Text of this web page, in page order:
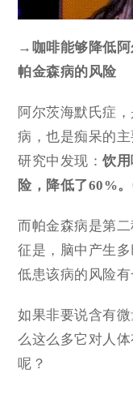
→咖啡能够降低阿
帕金森病的风险
阿尔茨海默氏症
病，也是痴呆的
研究中发现：饮
险，降低了60%。
而帕金森病是第
征是，脑中产生
低患该病的风险有
如果非要说含有
么这么多它对人
呢？